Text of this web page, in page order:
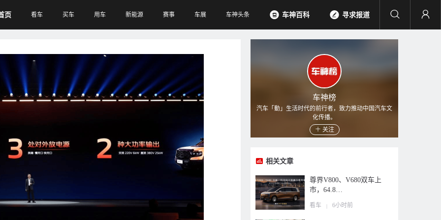
页 看车 买车 用车 新能源 赛事 车展 车神头条 车神百科 寻求报道
车神榜
汽车「動」生活时代的前行者，致力推动中国汽车文
化传播。
关注
相关文章
尊界V800、V680双车上
市，64.8…
看车 6小时前